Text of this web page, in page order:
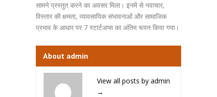
सामने प्रस्तुत करने का अवसर मिला। इनमें से नवाचार,
विस्तार की क्षमता, व्यावसायिक संभावनाओं और सामाजिक
प्रभाव के आधार पर 7 स्टार्टअप्स का अंतिम चयन किया गया।
About admin
View all posts by admin
→